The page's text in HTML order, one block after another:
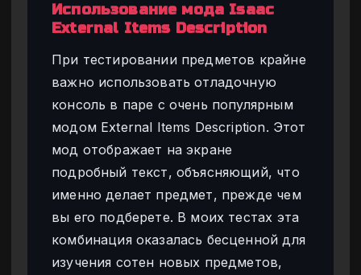
Использование мода Isaac
External Items Description
При тестировании предметов крайне
важно использовать отладочную
консоль в паре с очень популярным
модом External Items Description. Этот
мод отображает на экране
подробный текст, объясняющий, что
именно делает предмет, прежде чем
вы его подберете. В моих тестах эта
комбинация оказалась бесценной для
изучения сотен новых предметов,